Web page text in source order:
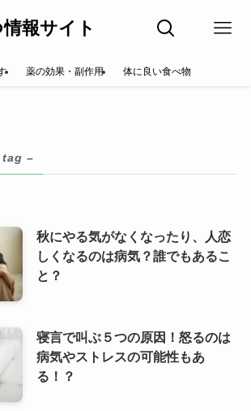
報サイト
薬の効果・副作用 体に良い食べ物
tag –
秋にやる気がなくなったり、人恋
しくなるのは病気？誰でもあるこ
と？
寝言で叫ぶ５つの原因！怒るのは
病気やストレスの可能性もあ
る！？